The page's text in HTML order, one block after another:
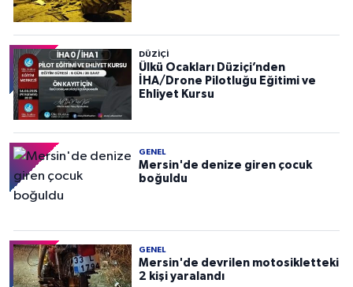
DÜZIÇI
Ülkü Ocakları Düziçi’nden
İHA/Drone Pilotluğu Eğitimi ve
Ehliyet Kursu
GENEL
Mersin'de denize giren çocuk
boğuldu
GENEL
Mersin'de devrilen motosikletteki
2 kişi yaralandı